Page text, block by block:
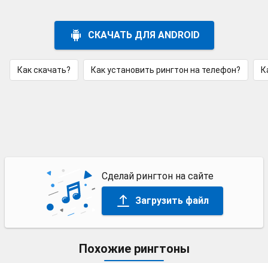
СКАЧАТЬ ДЛЯ ANDROID
Как скачать? Как установить рингтон на телефон?
Сделай рингтон на сайте
Загрузить файл
Похожие рингтоны